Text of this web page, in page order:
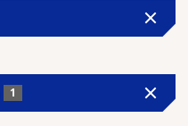
1